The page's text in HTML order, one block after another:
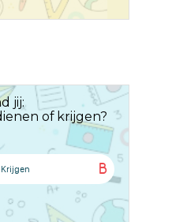
jij:
of krijgen?
B
Krijgen